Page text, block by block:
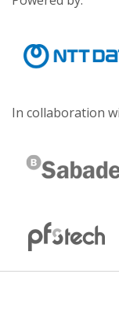
In collaboration